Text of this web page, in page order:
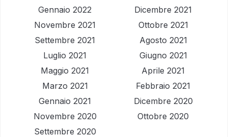
Gennaio 2022
Dicembre 2021
Novembre 2021
Ottobre 2021
Settembre 2021
Agosto 2021
Luglio 2021
Giugno 2021
Maggio 2021
Aprile 2021
Marzo 2021
Febbraio 2021
Gennaio 2021
Dicembre 2020
Novembre 2020
Ottobre 2020
Settembre 2020